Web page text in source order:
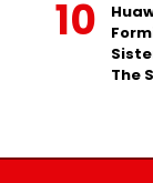
The